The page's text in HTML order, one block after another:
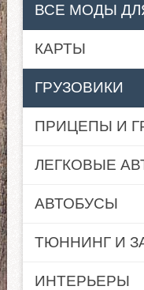
ВСЕ МОДЫ
КАРТЫ
ГРУЗОВИКИ
ПРИЦЕПЫ И
ЛЕГКОВЫЕ
АВТОБУСЫ
ТЮННИНГ И
ИНТЕРЬЕРЫ